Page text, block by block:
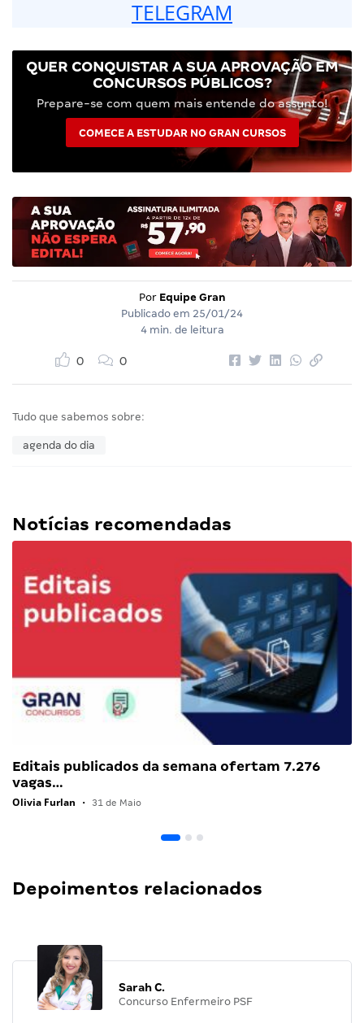
TELEGRAM
QUER CONQUISTAR A SUA APROVAÇÃO EM
CONCURSOS PÚBLICOS?
Prepare-se com quem mais entende do assunto!
COMECE A ESTUDAR NO GRAN CURSOS
Por Equipe Gran
Publicado em 25/01/24
4 min. de leitura
0 0
Tudo que sabemos sobre:
agenda do dia
Notícias recomendadas
Editais publicados da semana ofertam 7.276
vagas…
Olivia Furlan • 31 de Maio
Depoimentos relacionados
Sarah C.
Concurso Enfermeiro PSF